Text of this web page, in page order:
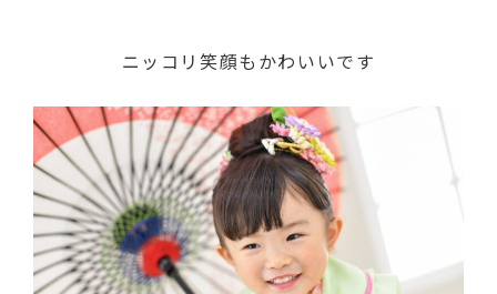
ニッコリ笑顔もかわいいです